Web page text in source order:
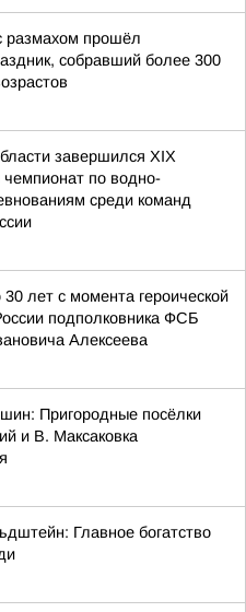
размахом прошёл
собравший более 300
завершился XIХ
чемпионат по водно-
среди команд
лет с момента героической
подполковника ФСБ
Алексеева
Пригородные посёлки
и В. Максаковка
Главное богатство